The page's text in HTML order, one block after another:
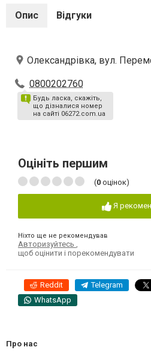
Опис Відгуки
Олександрівка, вул.
0800202760
Будь ласка, скажіть,
що дізналися номер
на сайті 06272.com.ua
Оцініть першим
(0 оцінок)
Я
Ніхто ще не рекомендував
Авторизуйтесь
щоб оцінити і порекомендувати
Reddit Telegram
WhatsApp
Про нас